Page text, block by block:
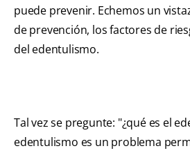
puede prevenir. Echemos un
de prevención, los factores de
del edentulismo.
Tal vez se pregunte: "¿qué es el
edentulismo es un problema